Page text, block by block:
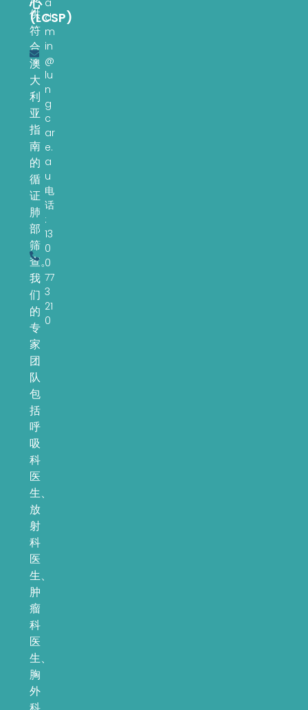
(LCSP)
供
符
合
澳
大
利
亚
指
南
的
循
证
肺
部
筛
查。
我
们
的
专
家
团
队
包
括
呼
吸
科
医
生、
放
射
科
医
生、
肿
瘤
科
医
生、
胸
外
a
d
m
in
@
lu
n
g
c
ar
e.
a
u
电
话
:
13
0
0
77
3
21
0